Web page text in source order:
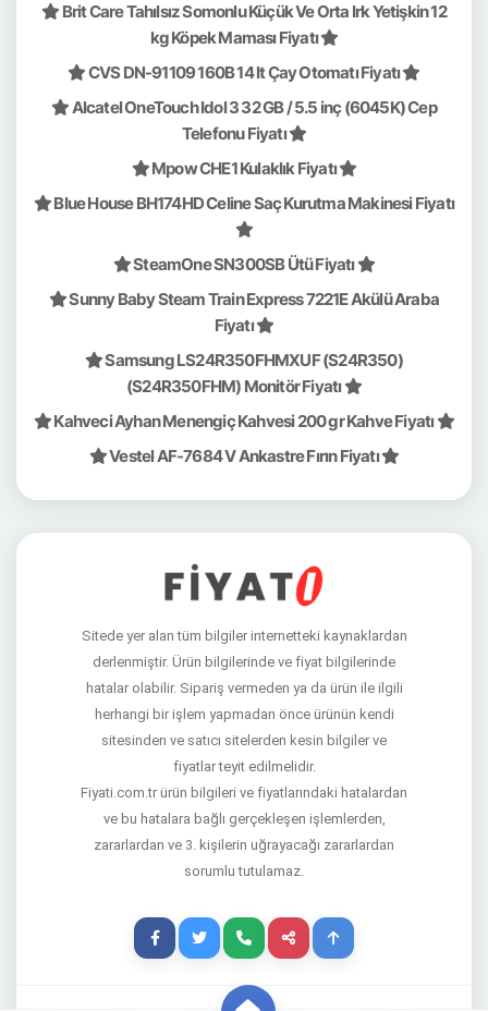
Brit Care Tahılsız Somonlu Küçük Ve Orta Irk Yetişkin 12
kg Köpek Maması Fiyatı
CVS DN-91109 160B 14 lt Çay Otomatı Fiyatı
Alcatel OneTouch Idol 3 32 GB / 5.5 inç (6045K) Cep
Telefonu Fiyatı
Mpow CHE1 Kulaklık Fiyatı
Blue House BH174HD Celine Saç Kurutma Makinesi Fiyatı
SteamOne SN300SB Ütü Fiyatı
Sunny Baby Steam Train Express 7221E Akülü Araba
Fiyatı
Samsung LS24R350FHMXUF (S24R350)
(S24R350FHM) Monitör Fiyatı
Kahveci Ayhan Menengiç Kahvesi 200 gr Kahve Fiyatı
Vestel AF-7684 V Ankastre Fırın Fiyatı
Sitede yer alan tüm bilgiler internetteki kaynaklardan
derlenmiştir. Ürün bilgilerinde ve fiyat bilgilerinde
hatalar olabilir. Sipariş vermeden ya da ürün ile ilgili
herhangi bir işlem yapmadan önce ürünün kendi
sitesinden ve satıcı sitelerden kesin bilgiler ve
fiyatlar teyit edilmelidir.
Fiyati.com.tr ürün bilgileri ve fiyatlarındaki hatalardan
ve bu hatalara bağlı gerçekleşen işlemlerden,
zararlardan ve 3. kişilerin uğrayacağı zararlardan
sorumlu tutulamaz.